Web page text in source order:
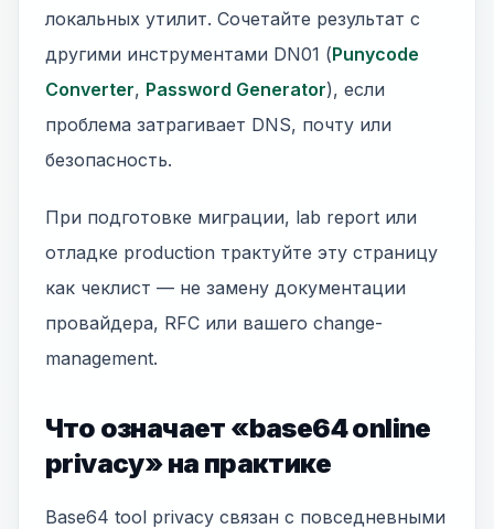
локальных утилит. Сочетайте результат с
другими инструментами DN01 (Punycode
Converter, Password Generator), если
проблема затрагивает DNS, почту или
безопасность.
При подготовке миграции, lab report или
отладке production трактуйте эту страницу
как чеклист — не замену документации
провайдера, RFC или вашего change-
management.
Что означает «base64 online
privacy» на практике
Base64 tool privacy связан с повседневными